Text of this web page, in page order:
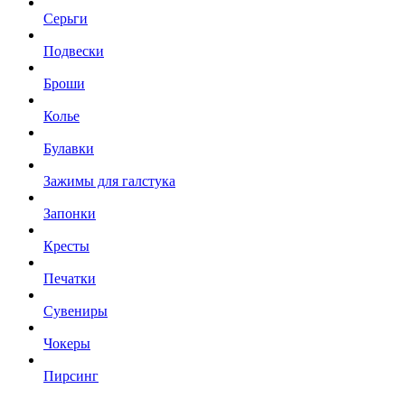
Серьги
Подвески
Броши
Колье
Булавки
Зажимы для галстука
Запонки
Кресты
Печатки
Сувениры
Чокеры
Пирсинг